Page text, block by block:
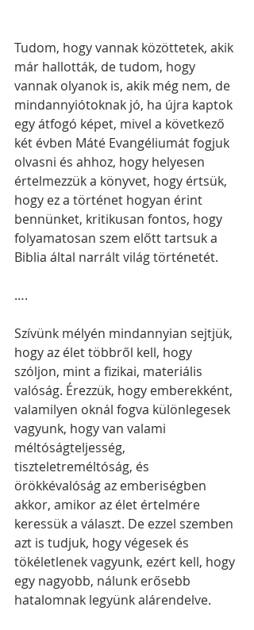
Tudom, hogy vannak közöttetek, akik
már hallották, de tudom, hogy
vannak olyanok is, akik még nem, de
mindannyiótoknak jó, ha újra kaptok
egy átfogó képet, mivel a következő
két évben Máté Evangéliumát fogjuk
olvasni és ahhoz, hogy helyesen
értelmezzük a könyvet, hogy értsük,
hogy ez a történet hogyan érint
bennünket, kritikusan fontos, hogy
folyamatosan szem előtt tartsuk a
Biblia által narrált világ történetét.
….
Szívünk mélyén mindannyian sejtjük,
hogy az élet többről kell, hogy
szóljon, mint a fizikai, materiális
valóság. Érezzük, hogy emberekként,
valamilyen oknál fogva különlegesek
vagyunk, hogy van valami
méltóságteljesség,
tiszteletreméltóság, és
örökkévalóság az emberiségben
akkor, amikor az élet értelmére
keressük a választ. De ezzel szemben
azt is tudjuk, hogy végesek és
tökéletlenek vagyunk, ezért kell, hogy
egy nagyobb, nálunk erősebb
hatalomnak legyünk alárendelve.